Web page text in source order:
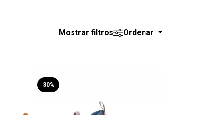
Mostrar filtros Ordenar
30%